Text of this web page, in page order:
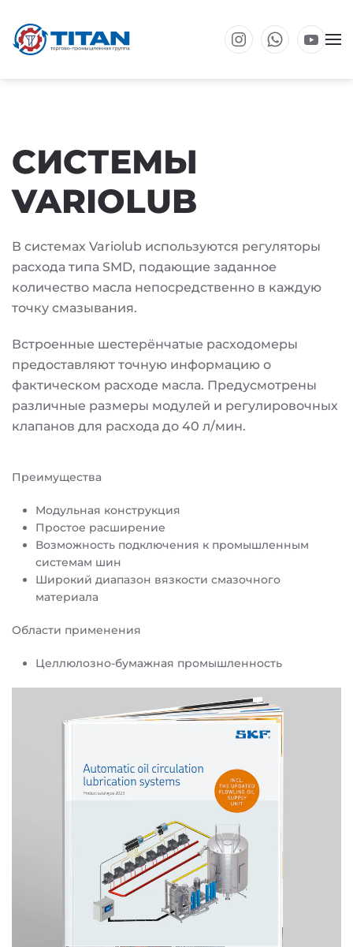
Перейти к основному содержанию
СИСТЕМЫ
VARIOLUB
В системах Variolub используются регуляторы
расхода типа SMD, подающие заданное
количество масла непосредственно в каждую
точку смазывания.
Встроенные шестерёнчатые расходомеры
предоставляют точную информацию о
фактическом расходе масла. Предусмотрены
различные размеры модулей и регулировочных
клапанов для расхода до 40 л/мин.
Преимущества
Модульная конструкция
Простое расширение
Возможность подключения к промышленным
системам шин
Широкий диапазон вязкости смазочного
материала
Области применения
Целлюлозно-бумажная промышленность